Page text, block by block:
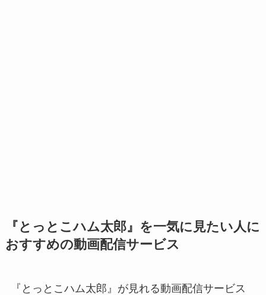
『とっとこハム太郎』を一気に見たい人に
おすすめの動画配信サービス
『とっとこハム太郎』が見れる動画配信サービス